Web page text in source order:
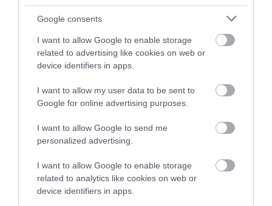
Google consents
I want to allow Google to enable storage
related to advertising like cookies on web or
device identifiers in apps.
I want to allow my user data to be sent to
Google for online advertising purposes.
I want to allow Google to send me
personalized advertising.
I want to allow Google to enable storage
related to analytics like cookies on web or
device identifiers in apps.
A KORALLZÁTONY NEM CSAK
SZÍNES HALAKBÓL ÁLL: MOST
LAKÓJÁT MUTATTA MEG
SZÍVJA KI A VIZET A